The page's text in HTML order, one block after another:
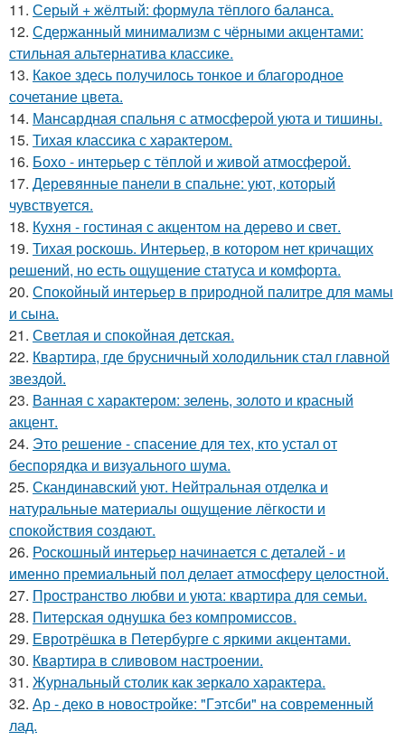
11. Серый + жёлтый: формула тёплого баланса.
12. Сдержанный минимализм с чёрными акцентами:
стильная альтернатива классике.
13. Какое здесь получилось тонкое и благородное
сочетание цвета.
14. Мансардная спальня с атмосферой уюта и тишины.
15. Тихая классика с характером.
16. Бохо - интерьер с тёплой и живой атмосферой.
17. Деревянные панели в спальне: уют, который
чувствуется.
18. Кухня - гостиная с акцентом на дерево и свет.
19. Тихая роскошь. Интерьер, в котором нет кричащих
решений, но есть ощущение статуса и комфорта.
20. Спокойный интерьер в природной палитре для мамы
и сына.
21. Светлая и спокойная детская.
22. Квартира, где брусничный холодильник стал главной
звездой.
23. Ванная с характером: зелень, золото и красный
акцент.
24. Это решение - спасение для тех, кто устал от
беспорядка и визуального шума.
25. Скандинавский уют. Нейтральная отделка и
натуральные материалы ощущение лёгкости и
спокойствия создают.
26. Роскошный интерьер начинается с деталей - и
именно премиальный пол делает атмосферу целостной.
27. Пространство любви и уюта: квартира для семьи.
28. Питерская однушка без компромиссов.
29. Евротрёшка в Петербурге с яркими акцентами.
30. Квартира в сливовом настроении.
31. Журнальный столик как зеркало характера.
32. Ар - деко в новостройке: "Гэтсби" на современный
лад.